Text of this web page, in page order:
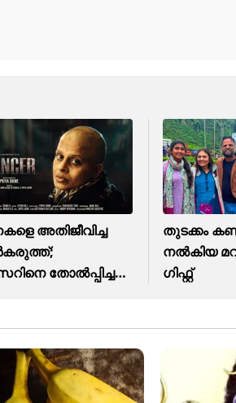
അതിജീവിച്ച
തോൽപ്പിച്ച
തുടക്കം
നൽകിയ
ഗിഫ്റ്റ്